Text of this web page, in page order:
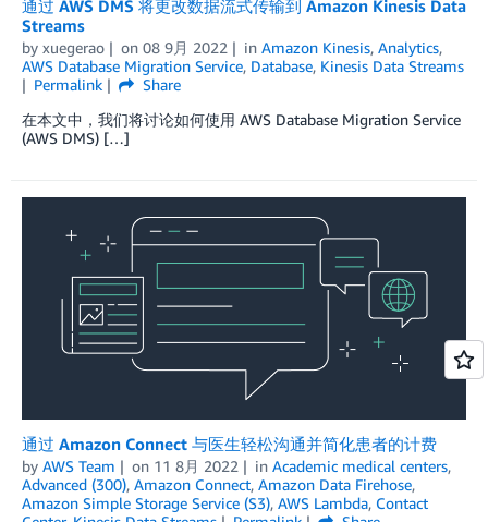
通过 AWS DMS 将更改数据流式传输到 Amazon Kinesis Data
Streams
by xuegerao on 08 9月 2022 in Amazon Kinesis, Analytics,
AWS Database Migration Service, Database, Kinesis Data Streams
Permalink
Share
在本文中，我们将讨论如何使用 AWS Database Migration Service
(AWS DMS) […]
通过 Amazon Connect 与医生轻松沟通并简化患者的计费
by AWS Team on 11 8月 2022 in Academic medical centers,
Advanced (300), Amazon Connect, Amazon Data Firehose,
Amazon Simple Storage Service (S3), AWS Lambda, Contact